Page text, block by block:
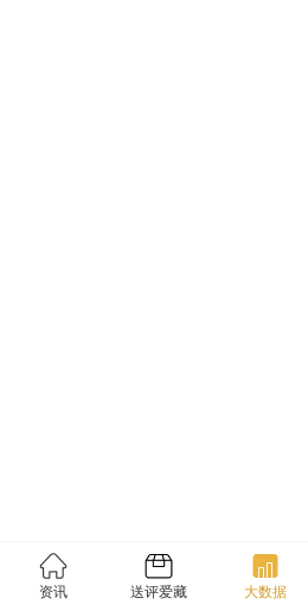
资讯 送评爱藏 大数据